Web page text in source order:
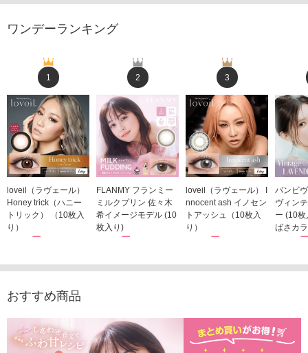
ワンデーランキング
1
loveil（ラヴェール）
Honey trick（ハニー
トリック） （10枚入
り）
1,760円
2
FLANMY フランミー
ミルクプリン 佐々木
希イメージモデル (10
枚入り)
1,815円
3
loveil（ラヴェール） I
nnocent ash イノセン
トアッシュ（10枚入
り）
1,760円
バンビ
ヴィン
ー (10
ばさカ
1,848
おすすめ商品